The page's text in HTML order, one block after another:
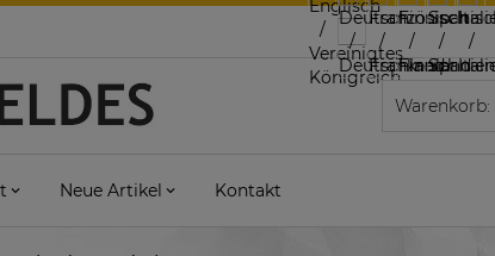
Warenkorb:
Neue Artikel Kontakt